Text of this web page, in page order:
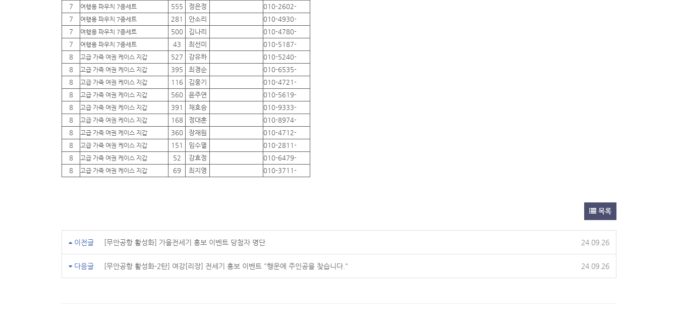
7
여행용 파우치 7종세트 555 정은정
010-2602-
7
여행용 파우치 7종세트 281 안소리
010-4930-
7
여행용 파우치 7종세트 500 김나리
010-4780-
7
여행용 파우치 7종세트 43 최선미
010-5187-
8
고급 가죽 여권 케이스 지갑 527 강유하
010-5240-
8
고급 가죽 여권 케이스 지갑 395 최경순
010-6535-
8
고급 가죽 여권 케이스 지갑 116 김웅기
010-4721-
8
고급 가죽 여권 케이스 지갑 560 윤주연
010-5619-
8
고급 가죽 여권 케이스 지갑 391 채호승
010-9333-
8
고급 가죽 여권 케이스 지갑 168 정대훈
010-8974-
8
고급 가죽 여권 케이스 지갑 360 장재원
010-4712-
8
고급 가죽 여권 케이스 지갑 151 임수열
010-2811-
8
고급 가죽 여권 케이스 지갑 52 강효정
010-6479-
8
고급 가죽 여권 케이스 지갑 69 최지영 010-3711-
목록
이전글 [무안공항 활성화] 가을전세기 홍보 이벤트 당첨자 명단 24.09.26
다음글 [무안공항 활성화-2탄] 여강[리장] 전세기 홍보 이벤트 "행운에 주인공을 찾습니다." 24.09.26